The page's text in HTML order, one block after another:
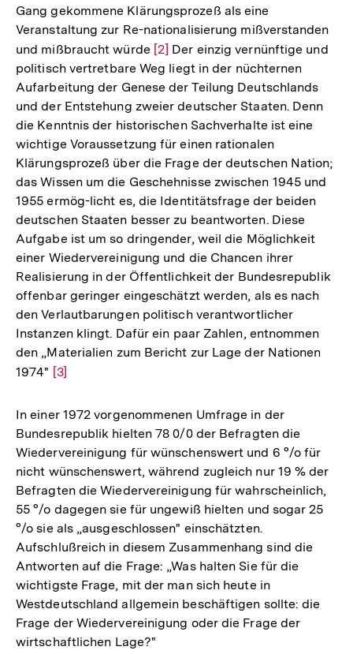
Gang gekommene Klärungsprozeß als eine
Veranstaltung zur Re-nationalisierung mißverstanden
und mißbraucht würde Zur
Auflösung
der
Fußnote
[2] Der einzig vernünftige und
politisch vertretbare Weg liegt in der nüchternen
Aufarbeitung der Genese der Teilung Deutschlands
und der Entstehung zweier deutscher Staaten. Denn
die Kenntnis der historischen Sachverhalte ist eine
wichtige Voraussetzung für einen rationalen
Klärungsprozeß über die Frage der deutschen Nation;
das Wissen um die Geschehnisse zwischen 1945 und
1955 ermög-licht es, die Identitätsfrage der beiden
deutschen Staaten besser zu beantworten. Diese
Aufgabe ist um so dringender, weil die Möglichkeit
einer Wiedervereinigung und die Chancen ihrer
Realisierung in der Öffentlichkeit der Bundesrepublik
offenbar geringer eingeschätzt werden, als es nach
den Verlautbarungen politisch verantwortlicher
Instanzen klingt. Dafür ein paar Zahlen, entnommen
den „Materialien zum Bericht zur Lage der Nationen
1974" Zur
der
Fußnote
[3]
In einer 1972 vorgenommenen Umfrage in der
Bundesrepublik hielten 78 0/0 der Befragten die
Wiedervereinigung für wünschenswert und 6 °/o für
nicht wünschenswert, während zugleich nur 19 % der
Befragten die Wiedervereinigung für wahrscheinlich,
55 °/o dagegen sie für ungewiß hielten und sogar 25
°/o sie als „ausgeschlossen" einschätzten.
Aufschlußreich in diesem Zusammenhang sind die
Antworten auf die Frage: „Was halten Sie für die
wichtigste Frage, mit der man sich heute in
Westdeutschland allgemein beschäftigen sollte: die
Frage der Wiedervereinigung oder die Frage der
wirtschaftlichen Lage?"